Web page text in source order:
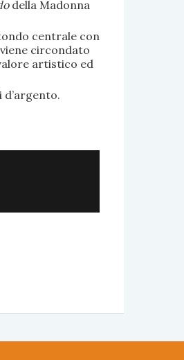
della Madonna
centrale con
circondato
artistico ed